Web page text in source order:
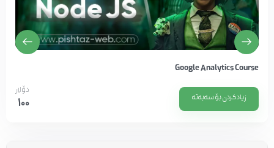
Google Analytics Course
زیادکردن بۆ سەبەتە
دۆلار
100